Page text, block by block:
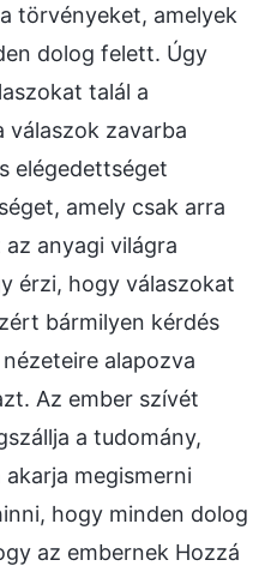
törvényeket, amelyek
dolog felett. Úgy
talál a
válaszok zavarba
elégedettséget
amely csak arra
anyagi világra
érzi, hogy válaszokat
bármilyen kérdés
alapozva
Az ember szívét
a tudomány,
megismerni
hogy minden dolog
az embernek Hozzá